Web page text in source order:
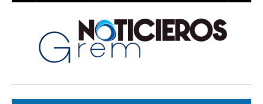
LAGUNA
TORREÓN
GÓMEZ PALACIO
COAHUILA
DURANGO